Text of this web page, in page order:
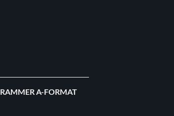
RAMMER A-FORMAT